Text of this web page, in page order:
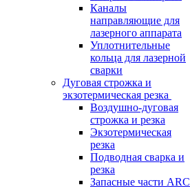
Каналы
направляющие для
лазерного аппарата
Уплотнительные
кольца для лазерной
сварки
Дуговая строжка и
экзотермическая резка
Воздушно-дуговая
строжка и резка
Экзотермическая
резка
Подводная сварка и
резка
Запасные части ARC